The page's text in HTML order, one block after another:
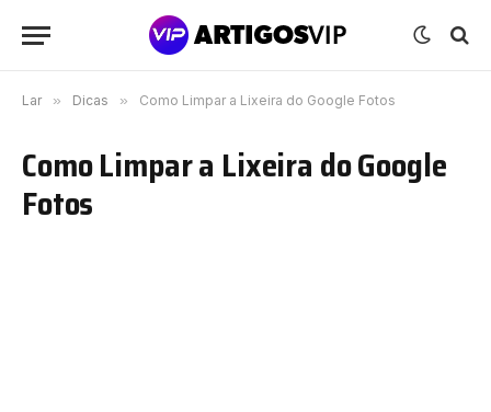
Lar » Dicas » Como Limpar a Lixeira do Google Fotos
Como Limpar a Lixeira do Google
Fotos